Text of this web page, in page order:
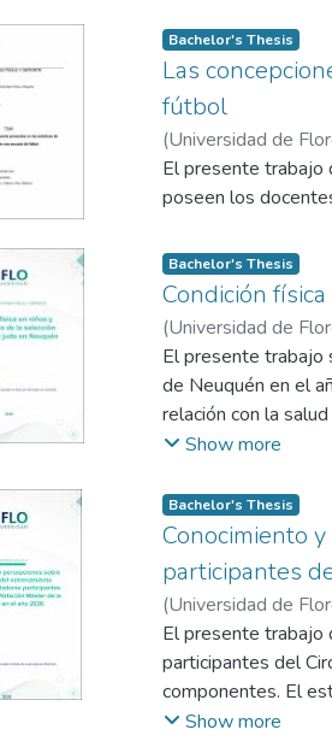
masculinos adultos
descubre que la
bajar la variable
Bachelor's Thesis
Las
fútbol
(Universidad de
El presente trabajo
poseen los
Bachelor's Thesis
Condición
(Universidad de
El presente trabajo
de Neuquén en el
relación con la
cardiovascular,
propósito de
El diseño
en componentes
utilizó la batería
del índice de masa
Los resultados
fuerza y capacidad
de la población
cardiorrespiratorio.
Show more
Bachelor's Thesis
Conocimiento
participantes
(Universidad de
El presente trabajo
participantes del
componentes. El
conformada por
Show more